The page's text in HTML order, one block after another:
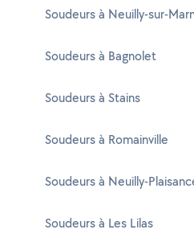
Soudeurs à Neuilly-sur-
Soudeurs à Bagnolet
Soudeurs à Stains
Soudeurs à Romainville
Soudeurs à Neuilly-
Soudeurs à Les Lilas